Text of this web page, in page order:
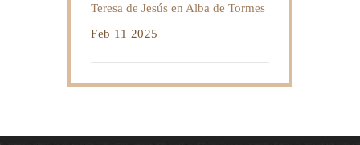
Teresa de Jesús en Alba de Tormes
Feb 11 2025